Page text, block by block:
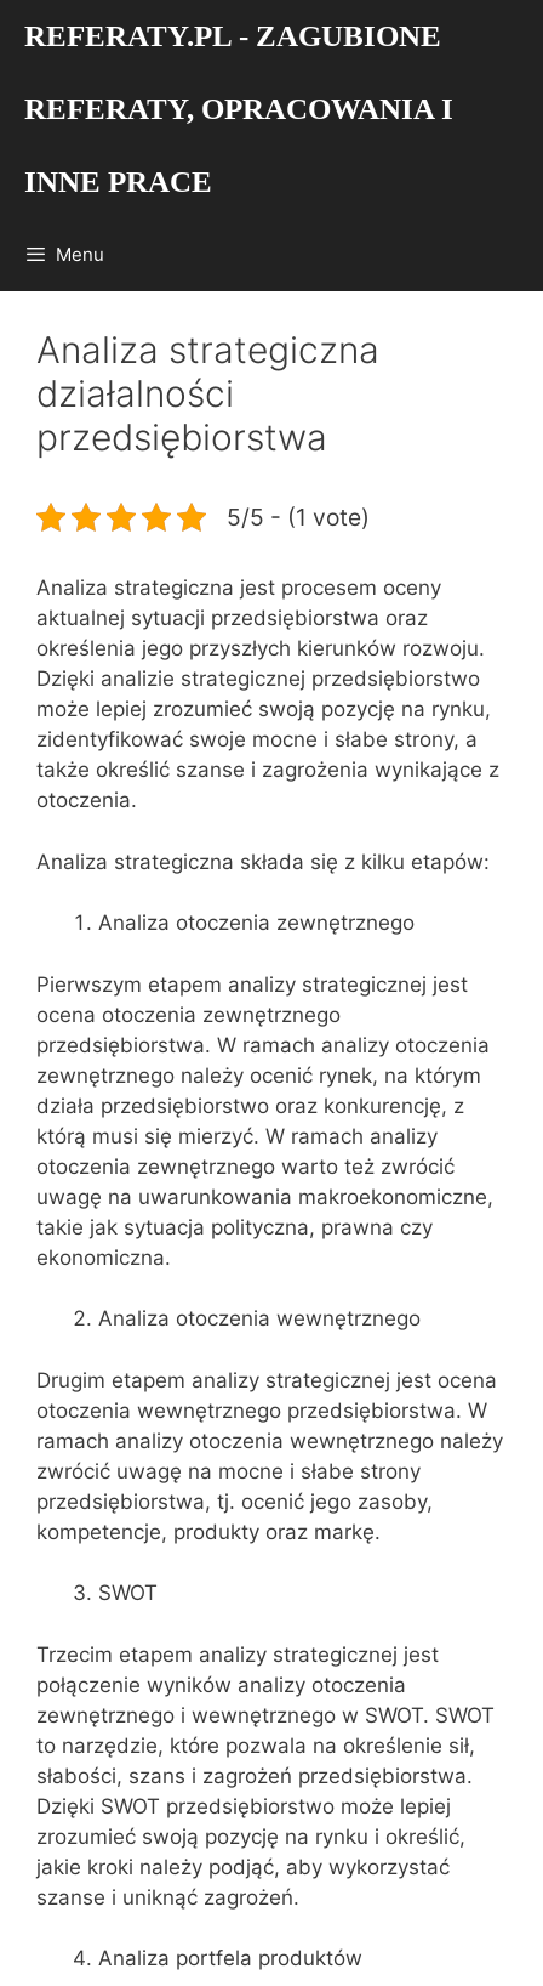
REFERATY.PL - ZAGUBIONE
REFERATY, OPRACOWANIA I
INNE PRACE
Menu
Analiza strategiczna
działalności
przedsiębiorstwa
5/5 - (1 vote)
Analiza strategiczna jest procesem oceny
aktualnej sytuacji przedsiębiorstwa oraz
określenia jego przyszłych kierunków rozwoju.
Dzięki analizie strategicznej przedsiębiorstwo
może lepiej zrozumieć swoją pozycję na rynku,
zidentyfikować swoje mocne i słabe strony, a
także określić szanse i zagrożenia wynikające z
otoczenia.
Analiza strategiczna składa się z kilku etapów:
Analiza otoczenia zewnętrznego
Pierwszym etapem analizy strategicznej jest
ocena otoczenia zewnętrznego
przedsiębiorstwa. W ramach analizy otoczenia
zewnętrznego należy ocenić rynek, na którym
działa przedsiębiorstwo oraz konkurencję, z
którą musi się mierzyć. W ramach analizy
otoczenia zewnętrznego warto też zwrócić
uwagę na uwarunkowania makroekonomiczne,
takie jak sytuacja polityczna, prawna czy
ekonomiczna.
Analiza otoczenia wewnętrznego
Drugim etapem analizy strategicznej jest ocena
otoczenia wewnętrznego przedsiębiorstwa. W
ramach analizy otoczenia wewnętrznego należy
zwrócić uwagę na mocne i słabe strony
przedsiębiorstwa, tj. ocenić jego zasoby,
kompetencje, produkty oraz markę.
SWOT
Trzecim etapem analizy strategicznej jest
połączenie wyników analizy otoczenia
zewnętrznego i wewnętrznego w SWOT. SWOT
to narzędzie, które pozwala na określenie sił,
słabości, szans i zagrożeń przedsiębiorstwa.
Dzięki SWOT przedsiębiorstwo może lepiej
zrozumieć swoją pozycję na rynku i określić,
jakie kroki należy podjąć, aby wykorzystać
szanse i uniknąć zagrożeń.
Analiza portfela produktów